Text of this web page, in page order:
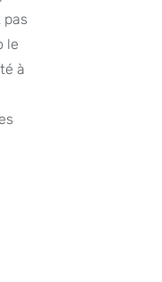
pas
le
à